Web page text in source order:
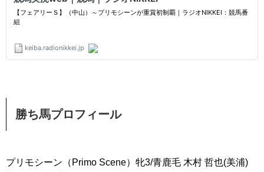
勝ち馬プロフィール
プリモシーン（Primo Scene）牝3/青鹿毛 木村 哲也(美浦)